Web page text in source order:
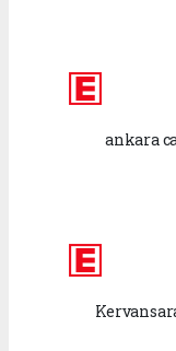
ankara